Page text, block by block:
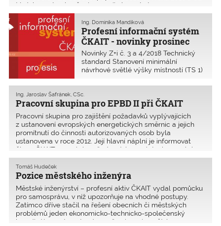
té doby se trvale věnuje rozvoji oboru. Letos se se
Profesní informační systém
ČKAIT - novinky prosinec
2018
Ing. Dominika Mandíková
Novinky Z+i č. 3 a 4/2018 Technický
standard Stanovení minimální
návrhové světlé výšky místností (TS 1)
ochrana kovových konstrukcí (TP 3.2)
Metodiky MŽP (Návrh a realizace
suchých nádrží) Aktualizace Facility m
Pracovní skupina pro EPBD II při ČKAIT
Ing. Jaroslav Šafránek, CSc.
Pracovní skupina pro zajištění požadavků vyplývajících
z ustanovení evropských energetických směrnic a jejich
promítnutí do činnosti autorizovaných osob byla
ustanovena v roce 2012. Její hlavní náplní je informovat
členy ČKAIT o nových požadavcích na výstavbu nových
Pozice městského inženýra
Tomáš Hudeček
Městské inženýrství – profesní aktiv ČKAIT vydal pomůcku
pro samosprávu, v níž upozorňuje na vhodné postupy.
Zatímco dříve stačil na řešení obecních či městských
problémů jeden ekonomicko-technicko-společenský
koordinátor – starosta, dnes už ani v nejmenších